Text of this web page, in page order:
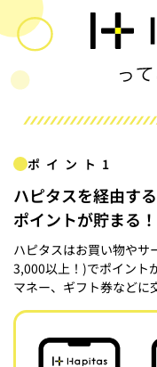
ポイント1
ハピタスを経由す
ポイントが貯まる！
ハピタスはお買い物やサ
3,000以上！)でポイント
マネー、ギフト券などに